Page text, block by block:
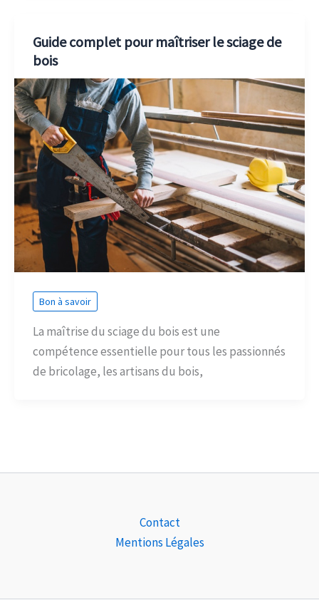
Guide complet pour maîtriser le sciage de
bois
Bon à savoir
La maîtrise du sciage du bois est une
compétence essentielle pour tous les passionnés
de bricolage, les artisans du bois,
Contact
Mentions Légales